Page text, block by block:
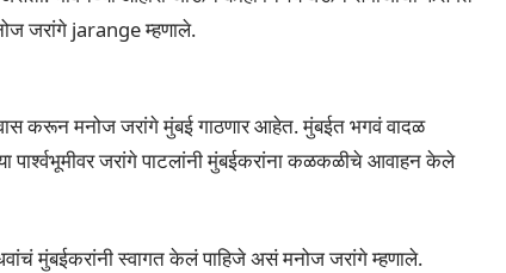
जरांगे jarange म्हणाले.
करून मनोज जरांगे मुंबई गाठणार आहेत. मुंबईत भगवं वादळ
पार्श्वभूमीवर जरांगे पाटलांनी मुंबईकरांना कळकळीचे आवाहन केले
मुंबईकरांनी स्वागत केलं पाहिजे असं मनोज जरांगे म्हणाले.